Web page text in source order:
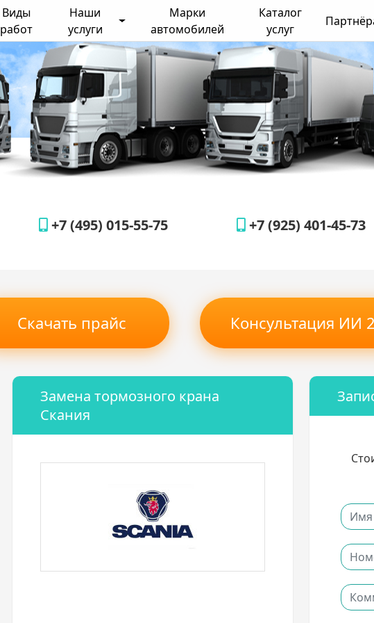
Виды
работ
Наши
услуги
Марки
автомобилей
Каталог
услуг
+7 (495) 015-55-75 +7 (925) 401-45-73
Скачать прайс Консультация ИИ
Замена тормозного крана
Скания